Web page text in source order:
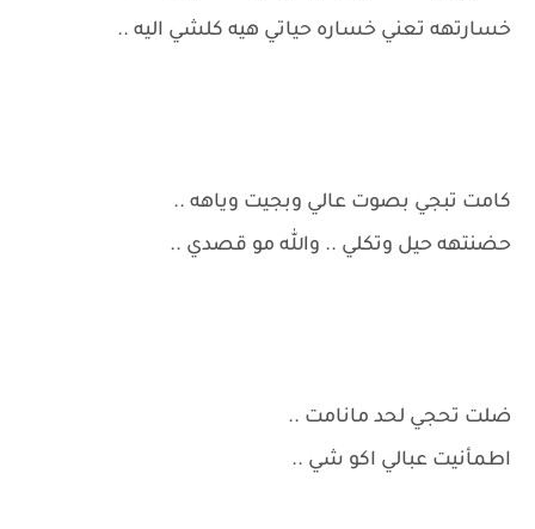
خسارتهه تعني خساره حياتي هيه كلشي اليه ..
كامت تبجي بصوت عالي وبجيت وياهه ..
حضنتهه حيل وتكلي .. والله مو قصدي ..
ضلت تحجي لحد مانامت ..
اطمأنيت عبالي اكو شي ..